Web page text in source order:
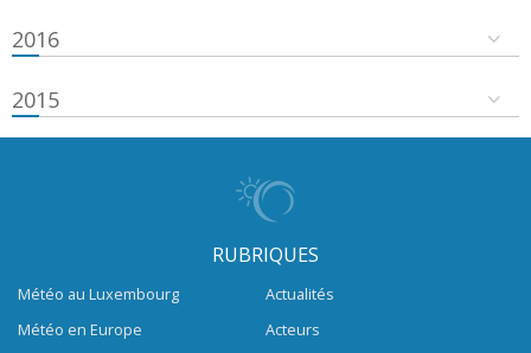
2016
2015
RUBRIQUES
Météo au Luxembourg
Météo en Europe
Actualités
Acteurs